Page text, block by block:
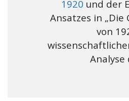
1920 und der
Ansatzes in
von
Analyse